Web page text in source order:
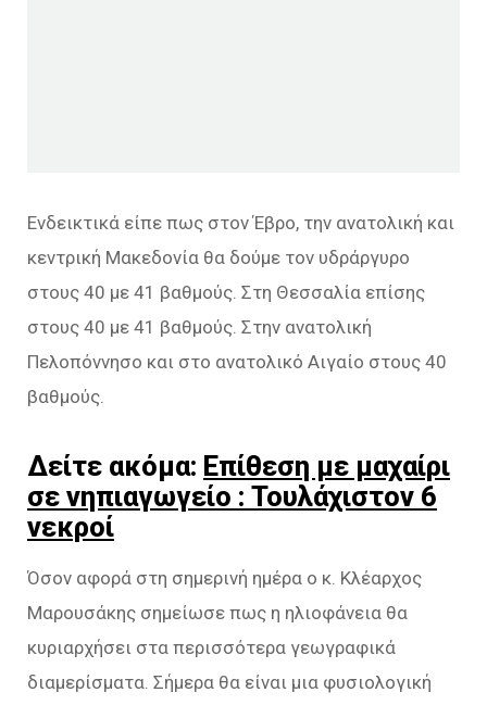
Ενδεικτικά είπε πως στον Έβρο, την ανατολική και
κεντρική Μακεδονία θα δούμε τον υδράργυρο
στους 40 με 41 βαθμούς. Στη Θεσσαλία επίσης
στους 40 με 41 βαθμούς. Στην ανατολική
Πελοπόννησο και στο ανατολικό Αιγαίο στους 40
βαθμούς.
Δείτε ακόμα: Επίθεση με μαχαίρι
σε νηπιαγωγείο : Τουλάχιστον 6
νεκροί
Όσον αφορά στη σημερινή ημέρα ο κ. Κλέαρχος
Μαρουσάκης σημείωσε πως η ηλιοφάνεια θα
κυριαρχήσει στα περισσότερα γεωγραφικά
διαμερίσματα. Σήμερα θα είναι μια φυσιολογική